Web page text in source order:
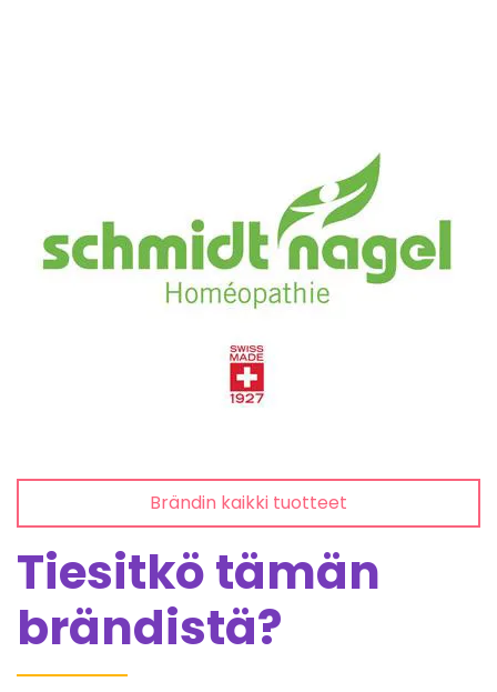
Brändin kaikki tuotteet
Tiesitkö tämän
brändistä?